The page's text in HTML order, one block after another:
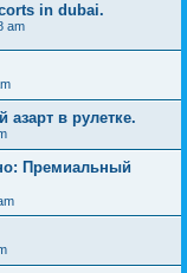
in dubai.
am
в рулетке.
Премиальный